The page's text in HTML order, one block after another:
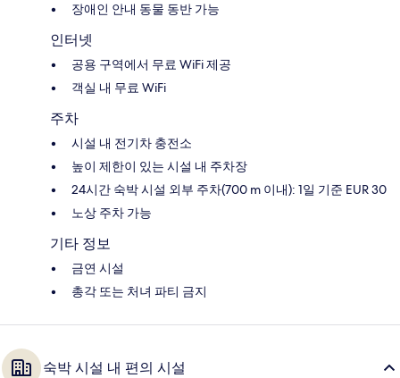
장애인 안내 동물 동반 가능
인터넷
공용 구역에서 무료 WiFi 제공
객실 내 무료 WiFi
주차
시설 내 전기차 충전소
높이 제한이 있는 시설 내 주차장
24시간 숙박 시설 외부 주차(700 m 이내): 1일 기준 EUR 30
노상 주차 가능
기타 정보
금연 시설
총각 또는 처녀 파티 금지
숙박 시설 내 편의 시설